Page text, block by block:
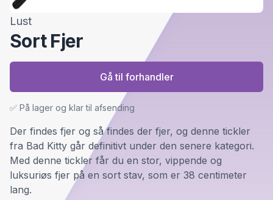
Lust
Sort Fjer
Der findes fjer og så findes der fjer, og denne tickler
fra Bad Kitty går definitivt under den senere kategori.
Med denne tickler får du en stor, vippende og
luksuriøs fjer på en sort stav, som er 38 centimeter
lang.
✅ På lager og klar til afsending
Gå til forhandler